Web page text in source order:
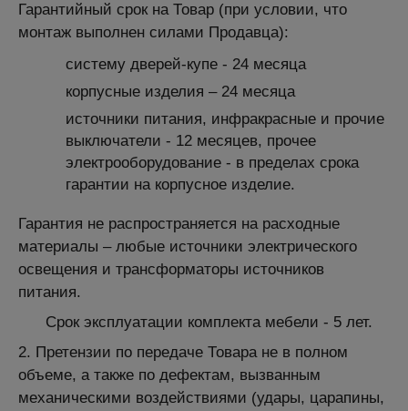
Гарантийный срок на Товар (при условии, что
монтаж выполнен силами Продавца):
систему дверей-купе - 24 месяца
корпусные изделия – 24 месяца
источники питания, инфракрасные и прочие
выключатели - 12 месяцев, прочее
электрооборудование - в пределах срока
гарантии на корпусное изделие.
Гарантия не распространяется на расходные
материалы – любые источники электрического
освещения и трансформаторы источников
питания.
Срок эксплуатации комплекта мебели - 5 лет.
2. Претензии по передаче Товара не в полном
объеме, а также по дефектам, вызванным
механическими воздействиями (удары, царапины,